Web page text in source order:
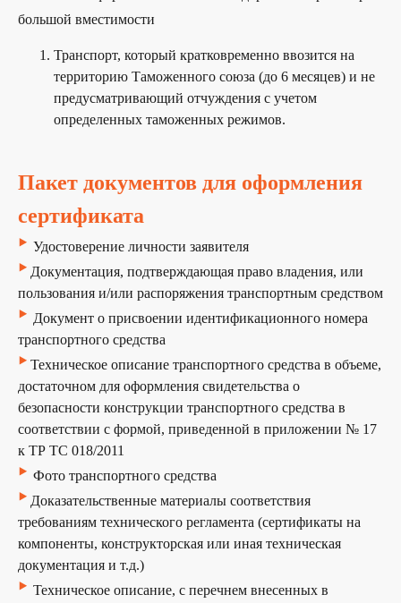
большой вместимости
Транспорт, который кратковременно ввозится на
территорию Таможенного союза (до 6 месяцев) и не
предусматривающий отчуждения с учетом
определенных таможенных режимов.
Пакет документов для оформления
сертификата
‣ Удостоверение личности заявителя
‣ Документация, подтверждающая право владения, или
пользования и/или распоряжения транспортным средством
‣ Документ о присвоении идентификационного номера
транспортного средства
‣ Техническое описание транспортного средства в объеме,
достаточном для оформления свидетельства о
безопасности конструкции транспортного средства в
соответствии с формой, приведенной в приложении № 17
к ТР ТС 018/2011
‣ Фото транспортного средства
‣ Доказательственные материалы соответствия
требованиям технического регламента (сертификаты на
компоненты, конструкторская или иная техническая
документация и т.д.)
‣ Техническое описание, с перечнем внесенных в
Получитебесплатную
консультацию
экспертов
наши эксперты подберут для вас наиболее
особенностей вашей продукции.